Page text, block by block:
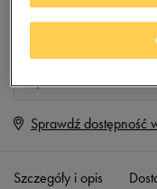
Produkt
Jeśli artykuł będzie
Wybierz rozmiar
Rozmiary EU
40,5
Sprawdź dostępność
Szczegóły i opis